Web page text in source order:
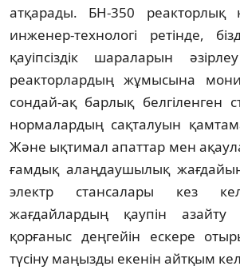
атқарады. БН-350 реакторлық
инженер-технологі ре­тін­де,
қауіпсіздік шараларын
реакторлардың жұмы­сына
сондай-ақ барлық белгіленген
нормалардың сақ­талуын
Және ық­ти­мал апаттар мен
ғам­дық алаңдаушылық
электр стансалары кез
жағдайлардың қаупін азайту
қорғаныс деңгейін ескере
түсіну маңызды екенін айтқым